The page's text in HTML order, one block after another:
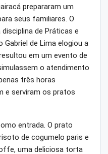
prepararam um
seus familiares. O
de Práticas e
de Lima elogiou a
em um evento de
o atendimento
três horas
e serviram os pratos
entrada. O prato
de cogumelo paris e
uma deliciosa torta